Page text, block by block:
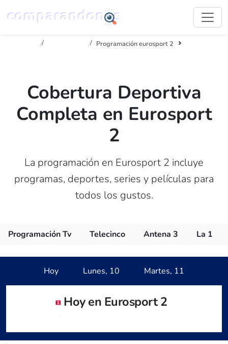
Programación eurosport 2
Cobertura Deportiva
Completa en Eurosport
2
La programación en Eurosport 2 incluye
programas, deportes, series y películas para
todos los gustos.
Programación Tv Telecinco Antena 3 La 1
Hoy Lunes, 10 Martes, 11
Hoy en Eurosport 2